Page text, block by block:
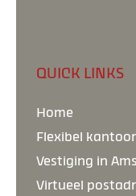
QUICK LINKS
Home
Flexibel kantoor
Vestiging in
Virtueel